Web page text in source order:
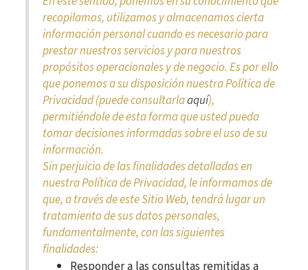
recopilamos, utilizamos y almacenamos cierta
información personal cuando es necesario para
prestar nuestros servicios y para nuestros
propósitos operacionales y de negocio. Es por ello
que ponemos a su disposición nuestra Política de
Privacidad (puede consultarlaaquí),
permitiéndole de esta forma que usted pueda
tomar decisiones informadas sobre el uso de su
información.
Sin perjuicio de las finalidades detalladas en
nuestra Política de Privacidad, le informamos de
que, a través de este Sitio Web, tendrá lugar un
tratamiento de sus datos personales,
fundamentalmente, con las siguientes
finalidades:
Responder a las consultas remitidas a